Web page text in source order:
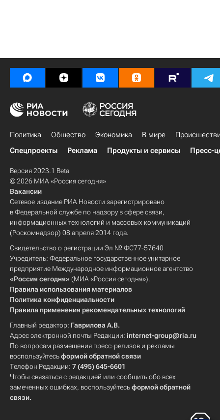
Политика Общество Экономика В мире
Спецпроекты
Реклама Продукты и сервисы Пресс-
Версия 2023.1 Beta
© 2026 МИА «Россия сегодня»
Вакансии
Сетевое издание РИА Новости зарегистрировано
в Федеральной службе по надзору в сфере связи,
информационных технологий и массовых коммуникаций
(Роскомнадзор) 08 апреля 2014 года.
Свидетельство о регистрации Эл № ФС77-57640
Учредитель: Федеральное государственное унитарное
предприятие Международное информационное агентство
«Россия сегодня» (МИА «Россия сегодня»).
Правила использования материалов
Политика конфиденциальности
Правила применения рекомендательных технологий
Главный редактор: Гаврилова А.В.
Адрес электронной почты Редакции: internet-group@ria.ru
По вопросам размещения пресс-релизов и рекламы
воспользуйтесьформой обратной связи
Телефон Редакции: 7 (495) 645-6601
Чтобы связаться с редакцией или сообщить обо всех
замеченных ошибках, воспользуйтесьформой обратной
связи.